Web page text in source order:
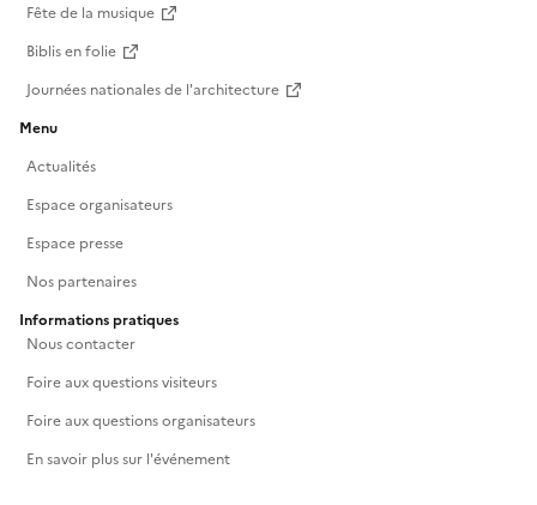
Fête de la musique
Biblis en folie
Journées nationales de l'architecture
Menu
Actualités
Espace organisateurs
Espace presse
Nos partenaires
Informations pratiques
Nous contacter
Foire aux questions visiteurs
Foire aux questions organisateurs
En savoir plus sur l'événement